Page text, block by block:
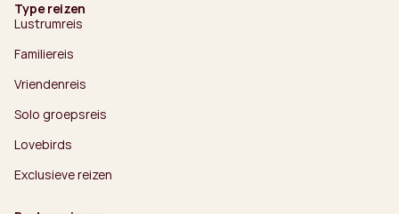
Type reizen
Lustrumreis
Familiereis
Vriendenreis
Solo groepsreis
Lovebirds
Exclusieve reizen